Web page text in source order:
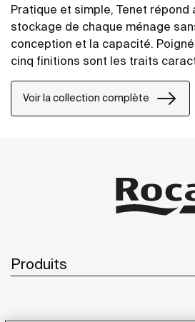
Pratique et simple, Tenet répond
stockage de chaque ménage
conception et la capacité.
cinq finitions sont les traits
Voir la collection complète
Produits